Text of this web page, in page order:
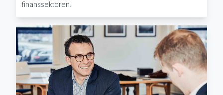
finanssektoren.